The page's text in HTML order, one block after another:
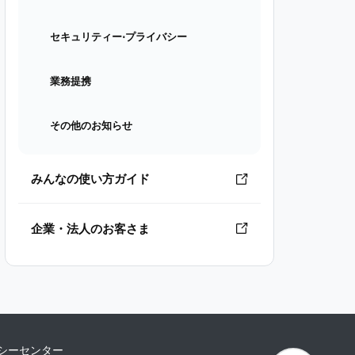
セキュリティー⋅プライバシー
業務提携
その他のお知らせ
みんなの使い方ガイド
企業・法人のお客さま
ーセンター